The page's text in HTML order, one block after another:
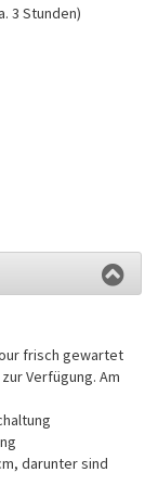
3 Stunden)
frisch gewartet
Verfügung. Am
darunter sind